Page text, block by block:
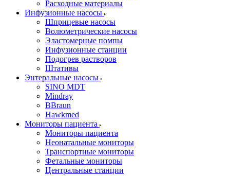
Расходные материалы
Инфузионные насосы
Шприцевые насосы
Волюметрические насосы
Эластомерные помпы
Инфузионные станции
Подогрев растворов
Штативы
Энтеральные насосы
SINO MDT
Mindray
BBraun
Hawkmed
Мониторы пациента
Мониторы пациента
Неонатальные мониторы
Транспортные мониторы
Фетальные мониторы
Центральные станции